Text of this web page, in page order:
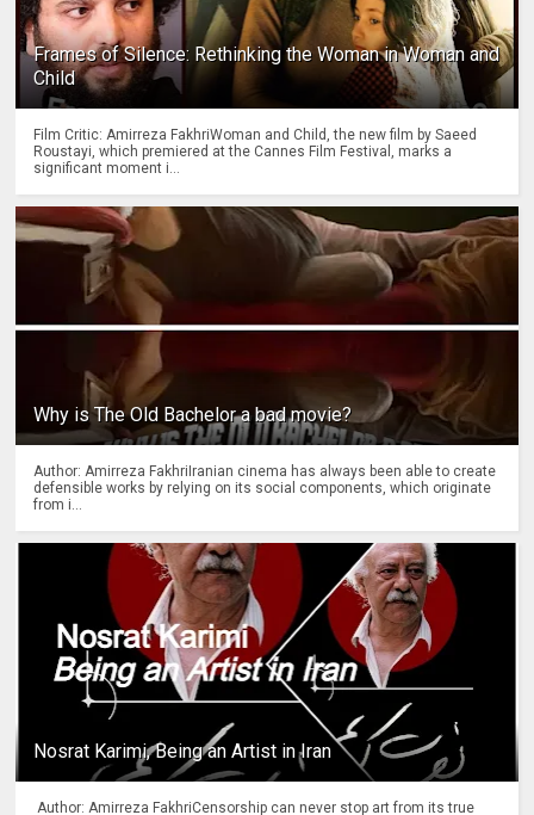
Frames of Silence: Rethinking the Woman in Woman and
Child
Film Critic: Amirreza FakhriWoman and Child, the new film by Saeed
Roustayi, which premiered at the Cannes Film Festival, marks a
significant moment i...
Why is The Old Bachelor a bad movie?
Author: Amirreza FakhriIranian cinema has always been able to create
defensible works by relying on its social components, which originate
from i...
Nosrat Karimi, Being an Artist in Iran
Author: Amirreza FakhriCensorship can never stop art from its true